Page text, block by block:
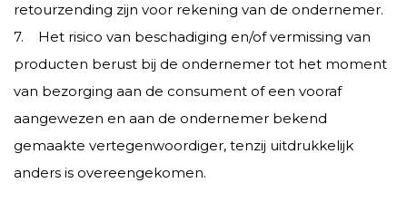
retourzending zijn voor rekening van de ondernemer.
7. Het risico van beschadiging en/of vermissing van
producten berust bij de ondernemer tot het moment
van bezorging aan de consument of een vooraf
aangewezen en aan de ondernemer bekend
gemaakte vertegenwoordiger, tenzij uitdrukkelijk
anders is overeengekomen.